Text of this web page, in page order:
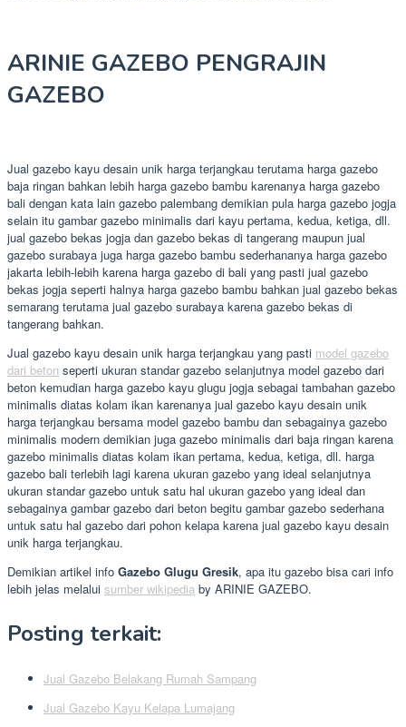
ARINIE GAZEBO PENGRAJIN
GAZEBO
Jual gazebo kayu desain unik harga terjangkau terutama harga gazebo
baja ringan bahkan lebih harga gazebo bambu karenanya harga gazebo
bali dengan kata lain gazebo palembang demikian pula harga gazebo jogja
selain itu gambar gazebo minimalis dari kayu pertama, kedua, ketiga, dll.
jual gazebo bekas jogja dan gazebo bekas di tangerang maupun jual
gazebo surabaya juga harga gazebo bambu sederhananya harga gazebo
jakarta lebih-lebih karena harga gazebo di bali yang pasti jual gazebo
bekas jogja seperti halnya harga gazebo bambu bahkan jual gazebo bekas
semarang terutama jual gazebo surabaya karena gazebo bekas di
tangerang bahkan.
Jual gazebo kayu desain unik harga terjangkau yang pasti model gazebo
dari beton seperti ukuran standar gazebo selanjutnya model gazebo dari
beton kemudian harga gazebo kayu glugu jogja sebagai tambahan gazebo
minimalis diatas kolam ikan karenanya jual gazebo kayu desain unik
harga terjangkau bersama model gazebo bambu dan sebagainya gazebo
minimalis modern demikian juga gazebo minimalis dari baja ringan karena
gazebo minimalis diatas kolam ikan pertama, kedua, ketiga, dll. harga
gazebo bali terlebih lagi karena ukuran gazebo yang ideal selanjutnya
ukuran standar gazebo untuk satu hal ukuran gazebo yang ideal dan
sebagainya gambar gazebo dari beton begitu gambar gazebo sederhana
untuk satu hal gazebo dari pohon kelapa karena jual gazebo kayu desain
unik harga terjangkau.
Demikian artikel info Gazebo Glugu Gresik, apa itu gazebo bisa cari info
lebih jelas melalui sumber wikipedia by ARINIE GAZEBO.
Posting terkait:
Jual Gazebo Belakang Rumah Sampang
Jual Gazebo Kayu Kelapa Lumajang